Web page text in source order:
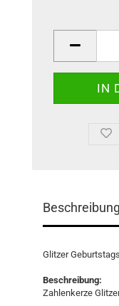
Beschreibung
Glitzer
Beschreibung:
Zahlenkerze